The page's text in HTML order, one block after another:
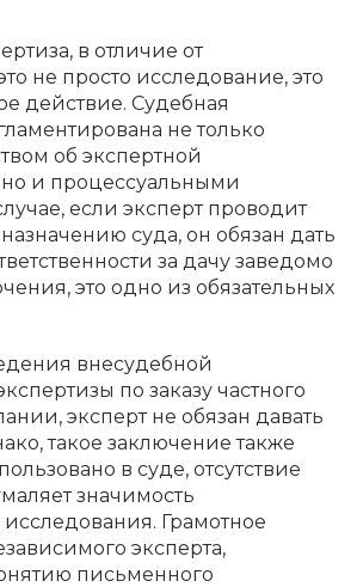
в отличие от
не просто исследование, это
действие. Судебная
не только
об экспертной
но и процессуальными
если эксперт проводит
суда, он обязан дать
за дачу заведомо
это одно из обязательных
внесудебной
по заказу частного
эксперт не обязан давать
такое заключение также
в суде, отсутствие
значимость
Грамотное
эксперта,
письменного